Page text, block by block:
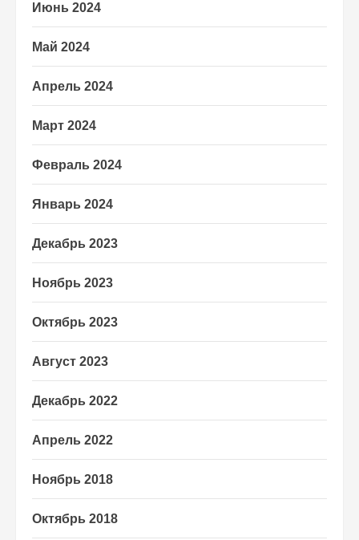
Июнь 2024
Май 2024
Апрель 2024
Март 2024
Февраль 2024
Январь 2024
Декабрь 2023
Ноябрь 2023
Октябрь 2023
Август 2023
Декабрь 2022
Апрель 2022
Ноябрь 2018
Октябрь 2018